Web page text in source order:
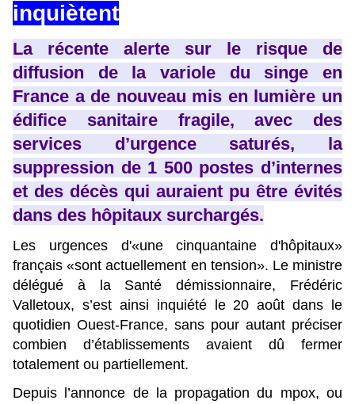
inquiètent
La récente alerte sur le risque de
diffusion de la variole du singe en
France a de nouveau mis en lumière un
édifice sanitaire fragile, avec des
services d’urgence saturés, la
suppression de 1 500 postes d’internes
et des décès qui auraient pu être évités
dans des hôpitaux surchargés.
Les urgences d'«une cinquantaine d'hôpitaux»
français «sont actuellement en tension». Le ministre
délégué à la Santé démissionnaire, Frédéric
Valletoux, s’est ainsi inquiété le 20 août dans le
quotidien Ouest-France, sans pour autant préciser
combien d’établissements avaient dû fermer
totalement ou partiellement.
Depuis l’annonce de la propagation du mpox, ou